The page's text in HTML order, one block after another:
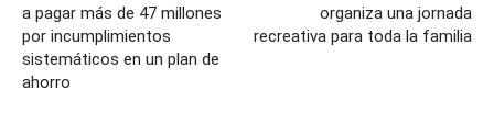
a pagar más de 47 millones
por incumplimientos
sistemáticos en un plan de
ahorro
organiza una jornada
recreativa para toda la familia